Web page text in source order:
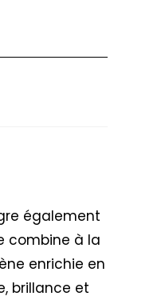
également
combine à la
enrichie en
brillance et